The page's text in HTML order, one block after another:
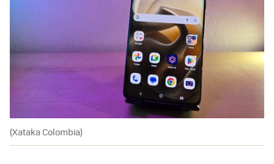
(Xataka Colombia)